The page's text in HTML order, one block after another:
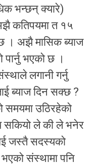
भन्छन् क्यारे)
कतिपयमा त १५
। अझै मासिक ब्याज
पार्नु भएको छ ।
लगानी गर्नु
ब्याज दिन सक्छ ?
समयमा उठिरहेको
सकियो ले की ले भनेर
जस्तै सदस्यको
संस्थामा पनि